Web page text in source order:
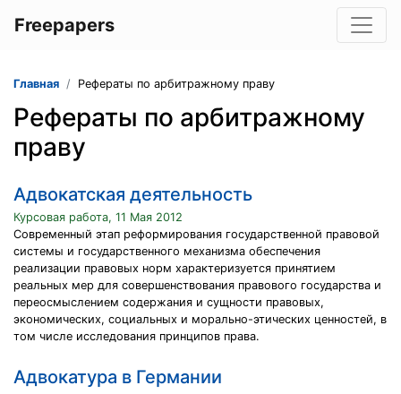
Freepapers
Главная Рефераты по арбитражному праву
Рефераты по арбитражному
праву
Адвокатская деятельность
Курсовая работа, 11 Мая 2012
Современный этап реформирования государственной правовой
системы и государственного механизма обеспечения
реализации правовых норм характеризуется принятием
реальных мер для совершенствования правового государства и
переосмыслением содержания и сущности правовых,
экономических, социальных и морально-этических ценностей, в
том числе исследования принципов права.
Адвокатура в Германии